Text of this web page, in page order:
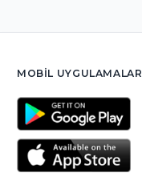
MOBIL UYGULAMALAR